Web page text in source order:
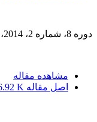
دوره 8، شماره 2، 2014، صفحه
مشاهده مقاله
اصل مقاله K